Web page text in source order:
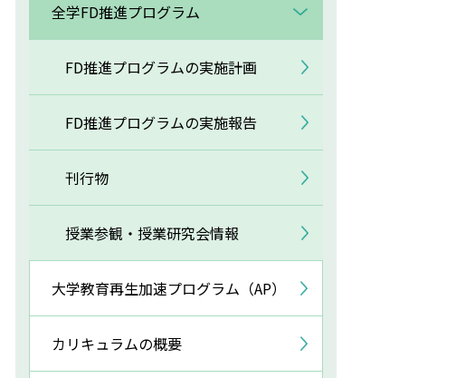
全学FD推進プログラム
FD推進プログラムの実施計画
FD推進プログラムの実施報告
刊行物
授業参観・授業研究会情報
大学教育再生加速プログラム（AP）
カリキュラムの概要